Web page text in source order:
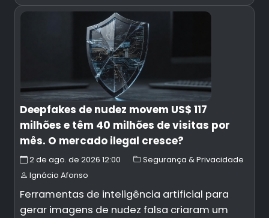
Deepfakes de nudez movem US$ 117
milhões e têm 40 milhões de visitas por
mês. O mercado ilegal cresce?
2 de ago. de 2026 12:00
Segurança & Privacidade
Ignácio Afonso
Ferramentas de inteligência artificial para
gerar imagens de nudez falsa criaram um